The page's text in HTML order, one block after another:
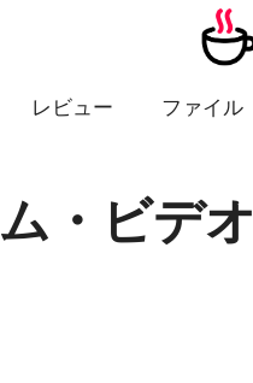
レビュー ファイル
・ビデオ